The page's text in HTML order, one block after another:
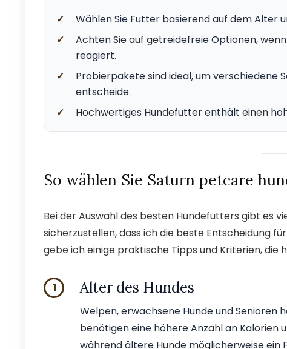
✓
Wählen Sie Futter basierend auf dem Alter
✓
Achten Sie auf getreidefreie Optionen,
reagiert.
✓
Probierpakete sind ideal, um verschiedene
entscheide.
✓
Hochwertiges Hundefutter enthält einen
So wählen Sie Saturn petcare
Bei der Auswahl des besten Hundefutters gibt es
sicherzustellen, dass ich die beste Entscheidung
gebe ich einige praktische Tipps und Kriterien, die
1 Alter des Hundes
Welpen, erwachsene Hunde und Senioren
benötigen eine höhere Anzahl an Kalorien
während ältere Hunde möglicherweise ein